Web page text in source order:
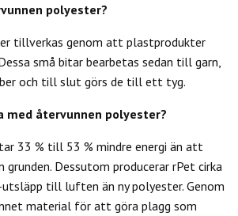
polyester?
tillverkas genom att plastprodukter
små bitar bearbetas sedan till garn,
och till slut görs de till ett tyg.
med återvunnen polyester?
33 % till 53 % mindre energi än att
Dessutom producerar rPet cirka
utsläpp till luften än ny polyester. Genom
material för att göra plagg som